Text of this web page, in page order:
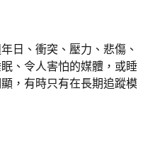
日、衝突、壓力、悲傷、
、令人害怕的媒體，或睡
，有時只有在長期追蹤模